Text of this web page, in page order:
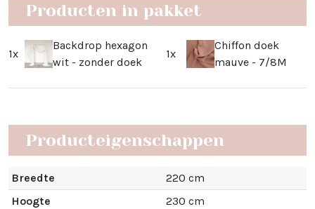
Producten in pakket
1x
Backdrop hexagon
wit - zonder doek
1x
Chiffon doek
mauve - 7/8M
Producteigenschappen
Breedte
220 cm
Hoogte
230 cm